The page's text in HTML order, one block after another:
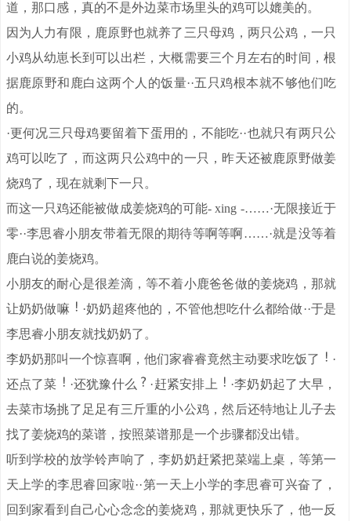
道，那口感，真的不是外边菜市场里头的鸡可以媲美的。
因为人力有限，鹿原野也就养了三只母鸡，两只公鸡，一只
小鸡从幼崽长到可以出栏，大概需要三个月左右的时间，根
据鹿原野和鹿白这两个人的饭量··五只鸡根本就不够他们吃
的。
·更何况三只母鸡要留着下蛋用的，不能吃··也就只有两只公
鸡可以吃了，而这两只公鸡中的一只，昨天还被鹿原野做姜
烧鸡了，现在就剩下一只。
而这一只鸡还能被做成姜烧鸡的可能- xing -……·无限接近于
零··李思睿小朋友带着无限的期待等啊等啊……·就是没等着
鹿白说的姜烧鸡。
小朋友的耐心是很差滴，等不着小鹿爸爸做的姜烧鸡，那就
让奶奶做嘛
·奶奶超疼他的，不管他想吃什么都给做··于是
李思睿小朋友就找奶奶了。
李奶奶那叫一个惊喜啊，他们家睿睿竟然主动要求吃饭了
·
还点了菜
·还犹豫什么 ·赶紧安排上
·李奶奶起了大早，
去菜市场挑了足足有三斤重的小公鸡，然后还特地让儿子去
找了姜烧鸡的菜谱，按照菜谱那是一个步骤都没出错。
听到学校的放学铃声响了，李奶奶赶紧把菜端上桌，等第一
天上学的李思睿回家啦··第一天上小学的李思睿可兴奋了，
回到家看到自己心心念念的姜烧鸡，那就更快乐了，他一反